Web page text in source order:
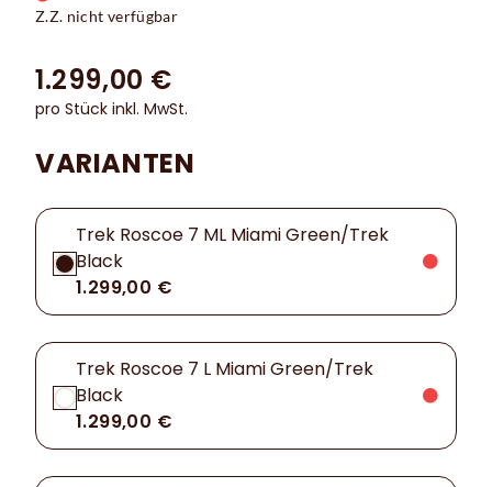
Z.Z. nicht verfügbar
1.299,00 €
pro Stück inkl. MwSt.
VARIANTEN
Trek Roscoe 7 ML Miami Green/Trek
Black
1.299,00 €
Trek Roscoe 7 L Miami Green/Trek
Black
1.299,00 €